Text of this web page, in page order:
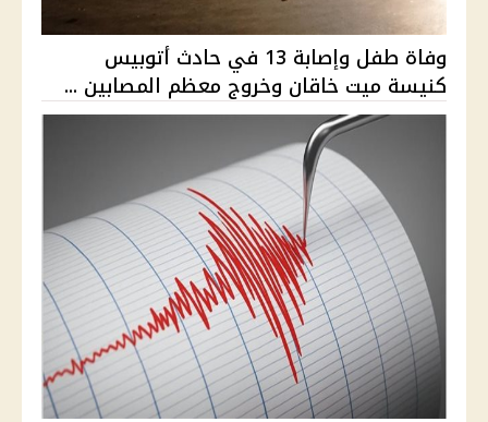
وفاة طفل وإصابة 13 في حادث أتوبيس
كنيسة ميت خاقان وخروج معظم المصابين ...